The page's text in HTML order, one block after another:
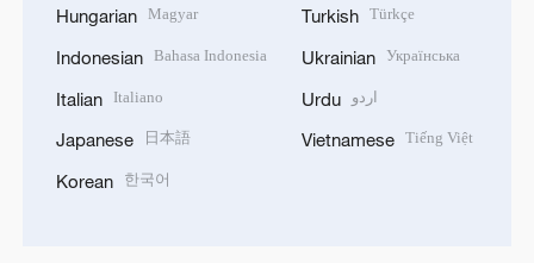
Hungarian Magyar
Indonesian Bahasa Indonesia
Italian Italiano
Japanese 日本語
Korean 한국어
Turkish Türkçe
Ukrainian Українська
Urdu اردو
Vietnamese Tiếng Việt